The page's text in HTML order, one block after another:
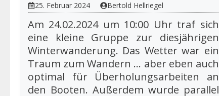
25. Februar 2024 Bertold Hellriegel
Am 24.02.2024 um 10:00 Uhr traf sich
eine kleine Gruppe zur diesjährigen
Winterwanderung. Das Wetter war ein
Traum zum Wandern … aber eben auch
optimal für Überholungsarbeiten an
den Booten. Außerdem wurde parallel